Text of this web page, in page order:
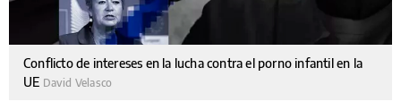
Conflicto de intereses en la lucha contra el porno infantil en la
UE David Velasco